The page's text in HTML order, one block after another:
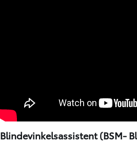
Blindevinkelsassistent (BSM-